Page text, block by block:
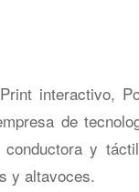
interactivo,
de
y
y altavoces.